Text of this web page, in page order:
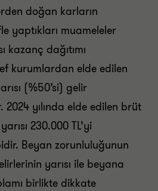
doğan karların
yaptıkları muameleler
kazanç dağıtımı
kurumlardan elde edilen
(%50’si) gelir
2024 yılında elde edilen brüt
230.000 TL’yi
Beyan zorunluluğunun
yarısı ile beyana
birlikte dikkate